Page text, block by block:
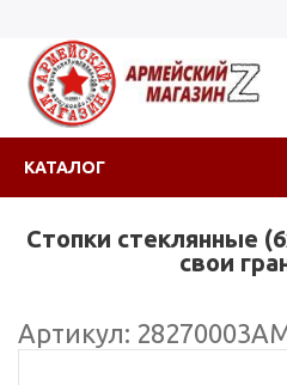
КАТАЛОГ
Стопки стеклянные
свои
Артикул: